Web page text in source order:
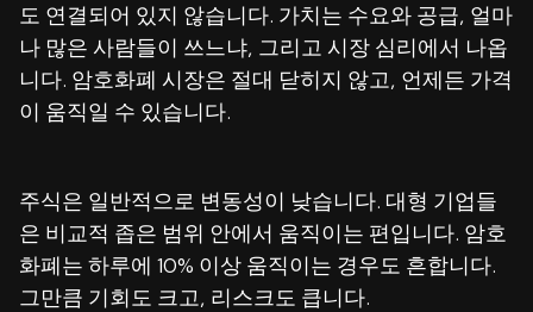
도 연결되어 있지 않습니다. 가치는 수요와 공급, 얼마
나 많은 사람들이 쓰느냐, 그리고 시장 심리에서 나옵
니다. 암호화폐 시장은 절대 닫히지 않고, 언제든 가격
이 움직일 수 있습니다.
주식은 일반적으로 변동성이 낮습니다. 대형 기업들
은 비교적 좁은 범위 안에서 움직이는 편입니다. 암호
화폐는 하루에 10% 이상 움직이는 경우도 흔합니다.
그만큼 기회도 크고, 리스크도 큽니다.